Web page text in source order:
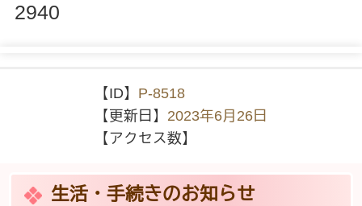
2940
【ID】 P-8518
【更新日】 2023年6月26日
【アクセス数】
生活・手続きのお知らせ